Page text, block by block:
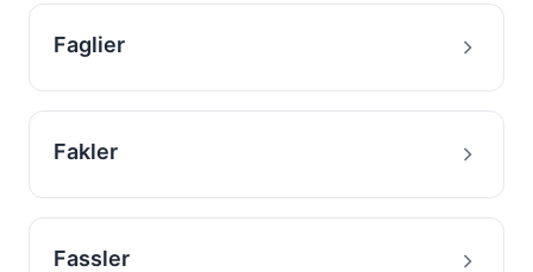
Faglier
Fakler
Fassler